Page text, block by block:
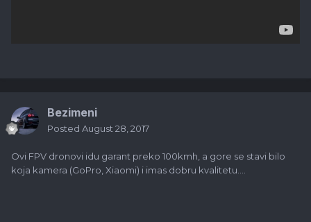
Bezimeni
Posted August 28, 2017
Ovi FPV dronovi idu garant preko 100kmh, a gore se stavi bilo
koja kamera (GoPro, Xiaomi) i imas dobru kvalitetu....